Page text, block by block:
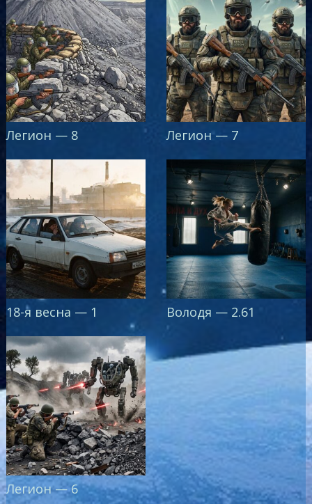
Легион — 8 Легион — 7
18-я весна — 1 Володя — 2.61
Легион — 6